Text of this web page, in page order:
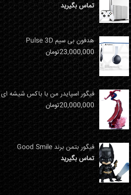
تماس بگیرید
هدفون بی سیم Pulse 3D
23,000,000تومان
فیگور اسپایدر من با باکس شیشه ای
20,000,000تومان
فیگور بتمن برند Good Smile
تماس بگیرید